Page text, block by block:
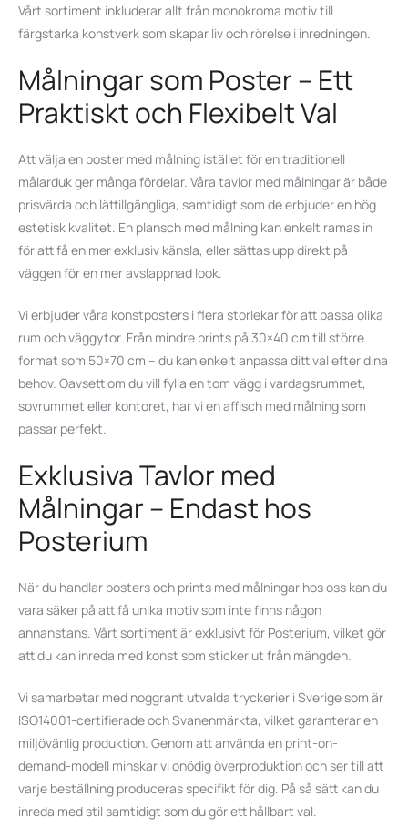
Vårt sortiment inkluderar allt från monokroma motiv till
färgstarka konstverk som skapar liv och rörelse i inredningen.
Målningar som Poster – Ett
Praktiskt och Flexibelt Val
Att välja en poster med målning istället för en traditionell
målarduk ger många fördelar. Våra tavlor med målningar är både
prisvärda och lättillgängliga, samtidigt som de erbjuder en hög
estetisk kvalitet. En plansch med målning kan enkelt ramas in
för att få en mer exklusiv känsla, eller sättas upp direkt på
väggen för en mer avslappnad look.
Vi erbjuder våra konstposters i flera storlekar för att passa olika
rum och väggytor. Från mindre prints på 30×40 cm till större
format som 50×70 cm – du kan enkelt anpassa ditt val efter dina
behov. Oavsett om du vill fylla en tom vägg i vardagsrummet,
sovrummet eller kontoret, har vi en affisch med målning som
passar perfekt.
Exklusiva Tavlor med
Målningar – Endast hos
Posterium
När du handlar posters och prints med målningar hos oss kan du
vara säker på att få unika motiv som inte finns någon
annanstans. Vårt sortiment är exklusivt för Posterium, vilket gör
att du kan inreda med konst som sticker ut från mängden.
Vi samarbetar med noggrant utvalda tryckerier i Sverige som är
ISO14001-certifieradeoch Svanenmärkta, vilket garanterar en
miljövänlig produktion. Genom att använda en print-on-
demand-modell minskar vi onödig överproduktion och ser till att
varje beställning produceras specifikt för dig. På så sätt kan du
inreda med stil samtidigt som du gör ett hållbart val.